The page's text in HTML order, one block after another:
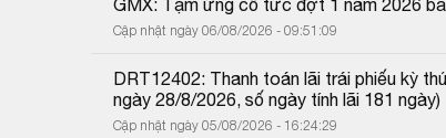
Cập nhật ngày 06/08/2026 - 09:51:09
DRT12402: Thanh toán lãi trái phiếu kỳ
ngày 28/8/2026, số ngày tính lãi 181 ngày)
Cập nhật ngày 05/08/2026 - 16:24:29